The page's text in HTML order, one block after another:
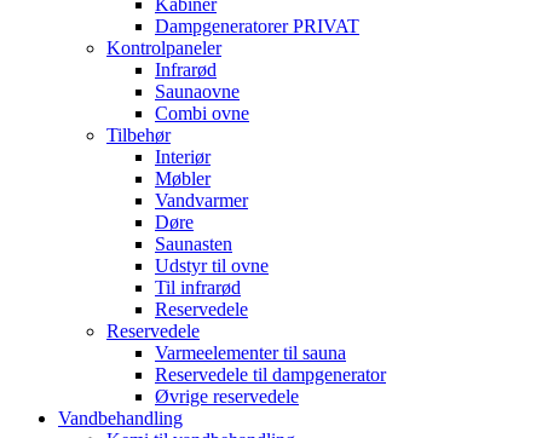
Kabiner
Dampgeneratorer PRIVAT
Kontrolpaneler
Infrarød
Saunaovne
Combi ovne
Tilbehør
Interiør
Møbler
Vandvarmer
Døre
Saunasten
Udstyr til ovne
Til infrarød
Reservedele
Reservedele
Varmeelementer til sauna
Reservedele til dampgenerator
Øvrige reservedele
Vandbehandling